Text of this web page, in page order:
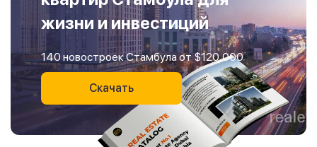
жизни и инвестиций
140 новостроек Стамбула от $120,000
Скачать